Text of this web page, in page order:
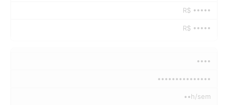
R$ •••••
R$ •••••
••••
•••••••••••••••
••h/sem